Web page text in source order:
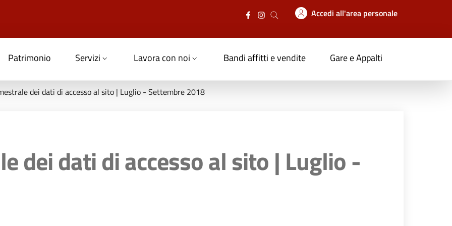
Accedi all'area personale
Patrimonio Servizi Lavora con noi Bandi affitti e vendite Gare e Appalti
dei dati di accesso al sito | Luglio - Settembre 2018
dei dati di accesso al sito | Luglio -